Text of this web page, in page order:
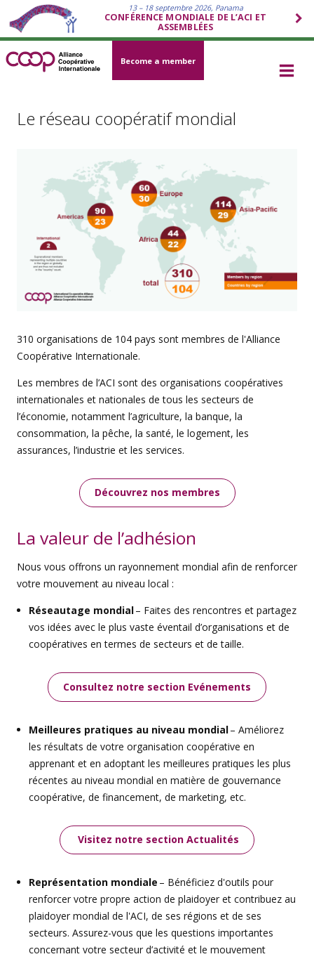
13 – 18 septembre 2026, Panama
CONFÉRENCE MONDIALE DE L’ACI ET
ASSEMBLÉES
Become a member
Le réseau coopératif mondial
310 organisations de 104 pays sont membres de l'Alliance
Coopérative Internationale.
Les membres de l’ACI sont des organisations coopératives
internationales et nationales de tous les secteurs de
l’économie, notamment l’agriculture, la banque, la
consommation, la pêche, la santé, le logement, les
assurances, l’industrie et les services.
Découvrez nos membres
La valeur de l’adhésion
Nous vous offrons un rayonnement mondial afin de renforcer
votre mouvement au niveau local :
Réseautage mondial– Faites des rencontres et partagez
vos idées avec le plus vaste éventail d’organisations et de
coopératives en termes de secteurs et de taille.
Consultez notre section Evénements
Meilleures pratiques au niveau mondial– Améliorez
les résultats de votre organisation coopérative en
apprenant et en adoptant les meilleures pratiques les plus
récentes au niveau mondial en matière de gouvernance
coopérative, de financement, de marketing, etc.
Visitez notre section Actualités
Représentation mondiale – Bénéficiez d'outils pour
renforcer votre propre action de plaidoyer et contribuez au
plaidoyer mondial de l'ACI, de ses régions et de ses
secteurs. Assurez-vous que les questions importantes
concernant votre secteur d’activité et le mouvement